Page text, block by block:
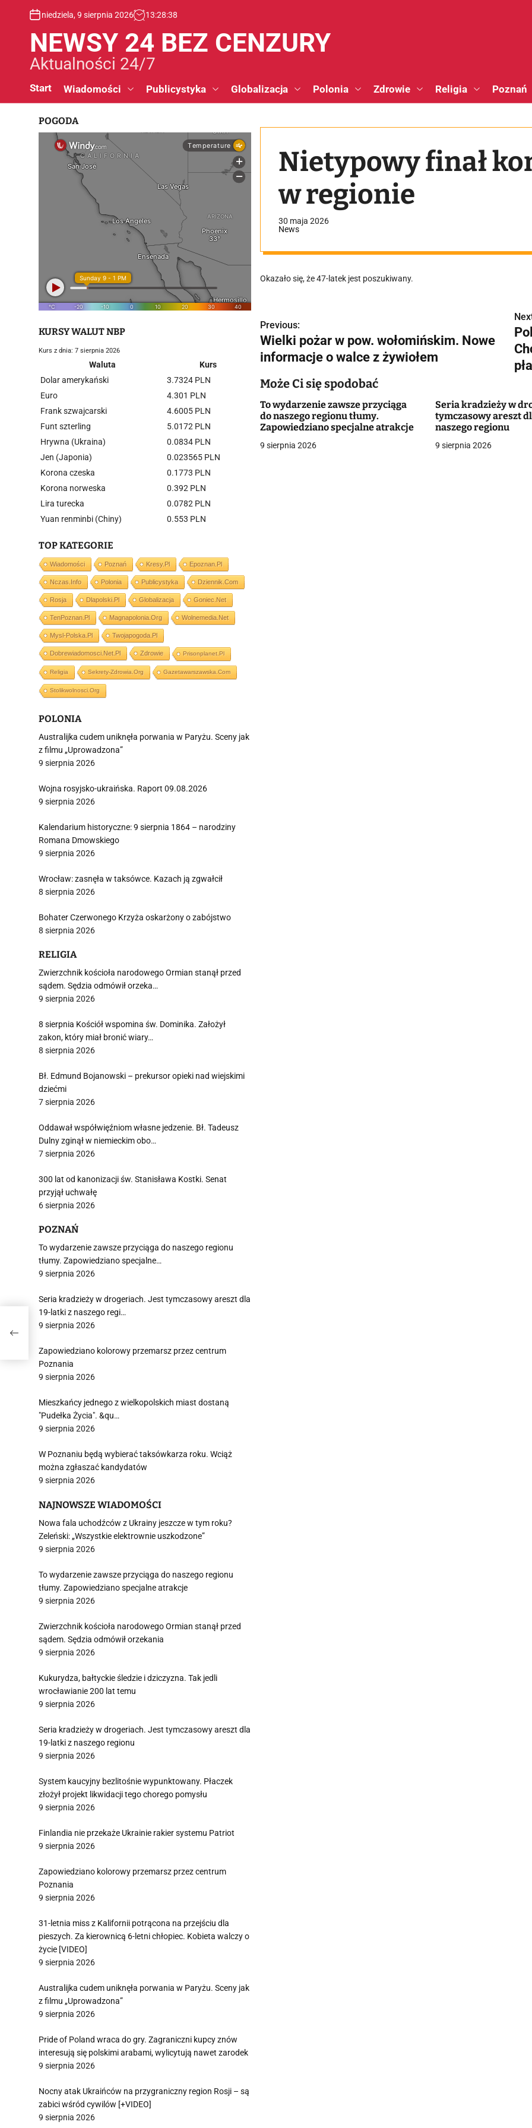
niedziela, 9 sierpnia 2026 13:28:39
NEWSY 24 BEZ CENZURY
Aktualności 24/7
Start Wiadomości Publicystyka Globalizacja Polonia Zdrowie Religia Poznań
Nietypowy finał
w regionie
30 maja 2026
News
Okazało się, że 47-latek jest poszukiwany.
N
a
w
i
g
a
Previous:
Wielki pożar w pow. wołomińskim. Nowe
informacje o walce z żywiołem
Może Ci się spodobać
To wydarzenie zawsze przyciąga
do naszego regionu tłumy.
Zapowiedziano specjalne atrakcje
9 sierpnia 2026
Seria kradzieży w
tymczasowy areszt
naszego regionu
9 sierpnia 2026
POGODA
KURSY WALUT NBP
Kurs z dnia: 7 sierpnia 2026
Waluta
Kurs
Dolar amerykański
3.7324 PLN
Euro
4.301 PLN
Frank szwajcarski
4.6005 PLN
Funt szterling
5.0172 PLN
Hrywna (Ukraina)
0.0834 PLN
Jen (Japonia)
0.023565 PLN
Korona czeska
0.1773 PLN
Korona norweska
0.392 PLN
Lira turecka
0.0782 PLN
Yuan renminbi (Chiny)
0.553 PLN
TOP KATEGORIE
Wiadomości Poznań Kresy.pl Epoznan.pl
Nczas.info Polonia Publicystyka Dziennik.com
Rosja Dlapolski.pl Globalizacja Goniec.net
TenPoznan.pl Magnapolonia.org Wolnemedia.net
Mysl-Polska.pl Twojapogoda.pl
Dobrewiadomosci.net.pl Zdrowie Prisonplanet.pl
Religia Sekrety-Zdrowia.org Gazetawarszawska.com
Stolikwolnosci.org
POLONIA
Australijka cudem uniknęła porwania w Paryżu. Sceny jak
z filmu „Uprowadzona”
9 sierpnia 2026
Wojna rosyjsko-ukraińska. Raport 09.08.2026
9 sierpnia 2026
Kalendarium historyczne: 9 sierpnia 1864 – narodziny
Romana Dmowskiego
9 sierpnia 2026
Wrocław: zasnęła w taksówce. Kazach ją zgwałcił
8 sierpnia 2026
Bohater Czerwonego Krzyża oskarżony o zabójstwo
8 sierpnia 2026
RELIGIA
Zwierzchnik kościoła narodowego Ormian stanął przed
sądem. Sędzia odmówił orzeka…
9 sierpnia 2026
8 sierpnia Kościół wspomina św. Dominika. Założył
zakon, który miał bronić wiary…
8 sierpnia 2026
Bł. Edmund Bojanowski – prekursor opieki nad wiejskimi
dziećmi
7 sierpnia 2026
Oddawał współwięźniom własne jedzenie. Bł. Tadeusz
Dulny zginął w niemieckim obo…
7 sierpnia 2026
300 lat od kanonizacji św. Stanisława Kostki. Senat
przyjął uchwałę
6 sierpnia 2026
POZNAŃ
To wydarzenie zawsze przyciąga do naszego regionu
tłumy. Zapowiedziano specjalne…
9 sierpnia 2026
Seria kradzieży w drogeriach. Jest tymczasowy areszt dla
19-latki z naszego regi…
9 sierpnia 2026
Zapowiedziano kolorowy przemarsz przez centrum
Poznania
9 sierpnia 2026
Mieszkańcy jednego z wielkopolskich miast dostaną
"Pudełka Życia". &qu…
9 sierpnia 2026
W Poznaniu będą wybierać taksówkarza roku. Wciąż
można zgłaszać kandydatów
9 sierpnia 2026
NAJNOWSZE WIADOMOŚCI
Nowa fala uchodźców z Ukrainy jeszcze w tym roku?
Zeleński: „Wszystkie elektrownie uszkodzone”
9 sierpnia 2026
To wydarzenie zawsze przyciąga do naszego regionu
tłumy. Zapowiedziano specjalne atrakcje
9 sierpnia 2026
Zwierzchnik kościoła narodowego Ormian stanął przed
sądem. Sędzia odmówił orzekania
9 sierpnia 2026
Kukurydza, bałtyckie śledzie i dziczyzna. Tak jedli
wrocławianie 200 lat temu
9 sierpnia 2026
Seria kradzieży w drogeriach. Jest tymczasowy areszt dla
19-latki z naszego regionu
9 sierpnia 2026
System kaucyjny bezlitośnie wypunktowany. Płaczek
złożył projekt likwidacji tego chorego pomysłu
9 sierpnia 2026
Finlandia nie przekaże Ukrainie rakier systemu Patriot
9 sierpnia 2026
Zapowiedziano kolorowy przemarsz przez centrum
Poznania
9 sierpnia 2026
31-letnia miss z Kalifornii potrącona na przejściu dla
pieszych. Za kierownicą 6-letni chłopiec. Kobieta walczy o
życie [VIDEO]
9 sierpnia 2026
Australijka cudem uniknęła porwania w Paryżu. Sceny jak
z filmu „Uprowadzona”
9 sierpnia 2026
Pride of Poland wraca do gry. Zagraniczni kupcy znów
interesują się polskimi arabami, wylicytują nawet zarodek
9 sierpnia 2026
Nocny atak Ukraińców na przygraniczny region Rosji – są
zabici wśród cywilów [+VIDEO]
9 sierpnia 2026